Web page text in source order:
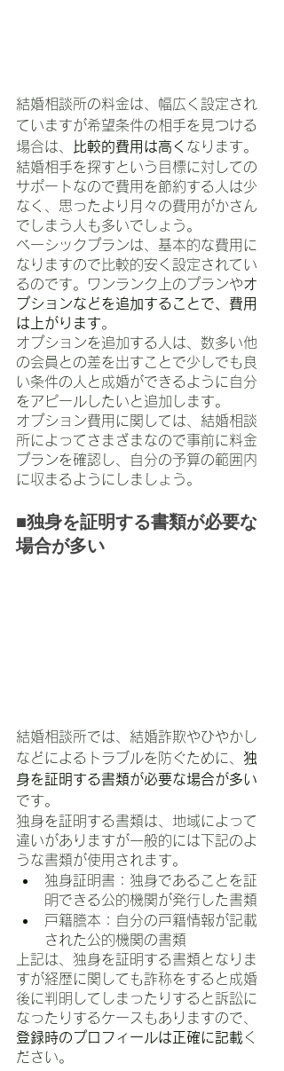
結婚相談所の料金は、幅広く設定され
ていますが希望条件の相手を見つける
場合は、
比較的費用は高く なります。
結婚相手を探すという目標に対しての
サポートなので費用を節約する人は少
なく、思ったより月々の費用がかさん
でしまう人も多いでしょう。
ベーシックプランは、基本的な費用に
なりますので比較的安く設定されてい
るのです。ワンランク上のプランやオ
プションなどを追加することで、費用
は上がります。
オプションを追加する人は、数多い他
の会員との差を出すことで少しでも良
い条件の人と成婚ができるように自分
をアピールしたいと追加します。
オプション費用に関しては、結婚相談
所によってさまざまなので事前に料金
プランを確認し、自分の予算の範囲内
に収まるようにしましょう。
■独身を証明する書類が必要な
場合が多い
結婚相談所では、結婚詐欺やひやかし
などによるトラブルを防ぐために、 独
身を証明する書類が必要な場合が多い
です。
独身を証明する書類は、地域によって
違いがありますが一般的には下記のよ
うな書類が使用されます。
独身証明書：独身であることを証
明できる公的機関が発行した書類
戸籍謄本：自分の戸籍情報が記載
された公的機関の書類
上記は、独身を証明する書類となりま
すが経歴に関しても詐称をすると成婚
後に判明してしまったりすると訴訟に
なったりするケースもありますので、
登録時のプロフィールは正確に記載く
ださい。